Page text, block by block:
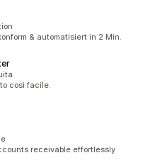
& automatisiert in 2 Min.
così facile.
receivable effortlessly